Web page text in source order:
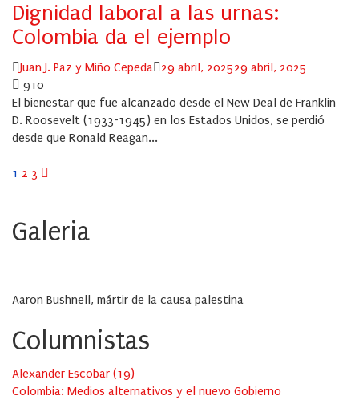
Dignidad laboral a las urnas:
Colombia da el ejemplo
Author
Juan J. Paz y Miño Cepeda
Posted
29 abril, 202529 abril, 2025
910
El bienestar que fue alcanzado desde el New Deal de Franklin
D. Roosevelt (1933-1945) en los Estados Unidos, se perdió
desde que Ronald Reagan...
Paginación
entradas
1 2 3
Galeria
Aaron Bushnell, mártir de la causa palestina
Columnistas
Alexander Escobar (19)
Colombia: Medios alternativos y el nuevo Gobierno